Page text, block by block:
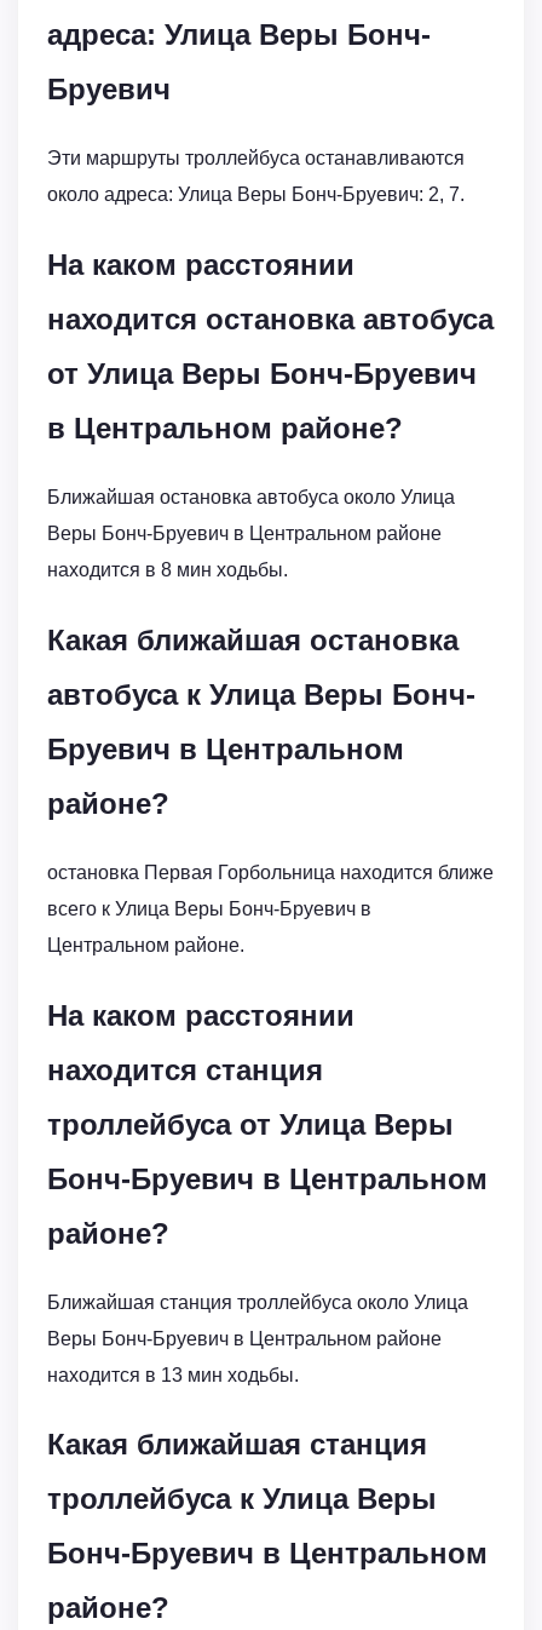
адреса: Улица Веры Бонч-
Бруевич
Эти маршруты троллейбуса останавливаются
около адреса: Улица Веры Бонч-Бруевич: 2, 7.
На каком расстоянии
находится остановка автобуса
от Улица Веры Бонч-Бруевич
в Центральном районе?
Ближайшая остановка автобуса около Улица
Веры Бонч-Бруевич в Центральном районе
находится в 8 мин ходьбы.
Какая ближайшая остановка
автобуса к Улица Веры Бонч-
Бруевич в Центральном
районе?
остановка Первая Горбольница находится ближе
всего к Улица Веры Бонч-Бруевич в
Центральном районе.
На каком расстоянии
находится станция
троллейбуса от Улица Веры
Бонч-Бруевич в Центральном
районе?
Ближайшая станция троллейбуса около Улица
Веры Бонч-Бруевич в Центральном районе
находится в 13 мин ходьбы.
Какая ближайшая станция
троллейбуса к Улица Веры
Бонч-Бруевич в Центральном
районе?